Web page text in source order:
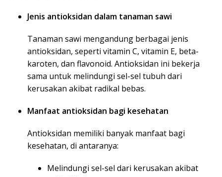
Jenis antioksidan dalam tanaman sawi
Tanaman sawi mengandung berbagai jenis
antioksidan, seperti vitamin C, vitamin E, beta-
karoten, dan flavonoid. Antioksidan ini bekerja
sama untuk melindungi sel-sel tubuh dari
kerusakan akibat radikal bebas.
Manfaat antioksidan bagi kesehatan
Antioksidan memiliki banyak manfaat bagi
kesehatan, di antaranya:
Melindungi sel-sel dari kerusakan akibat